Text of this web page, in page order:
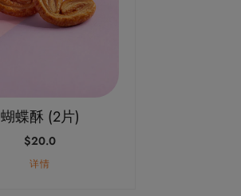
蝴蝶酥 (2片)
$20.0
详情